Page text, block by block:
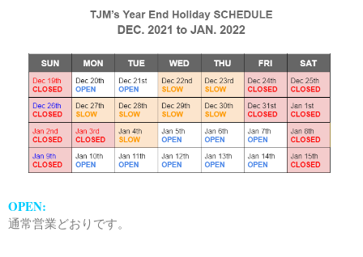
OPEN:
通常営業どおりです。